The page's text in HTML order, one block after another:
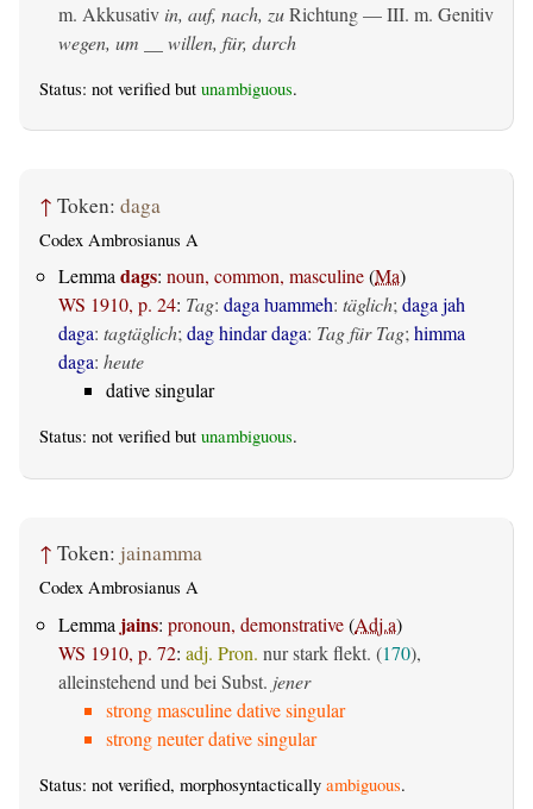
m. Akkusativ in, auf, nach, zuRichtung — III. m. Genitiv
wegen, um __ willen, für, durch
Status: not verified but unambiguous.
↑ Token: daga
Codex Ambrosianus A
Lemmadags: noun, common, masculine(Ma)
WS 1910, p. 24: Tag: daga ƕammeh: täglich;daga jah
daga: tagtäglich;dag hindar daga: Tag für Tag;himma
daga: heute
dative singular
Status: not verified but unambiguous.
↑ Token: jainamma
Codex Ambrosianus A
Lemma jains: pronoun, demonstrative(Adj.a)
WS 1910, p. 72: adj. Pron. nur stark flekt. (170),
alleinstehend und bei Subst. jener
strong masculine dative singular
strong neuter dative singular
Status: not verified, morphosyntactically ambiguous.